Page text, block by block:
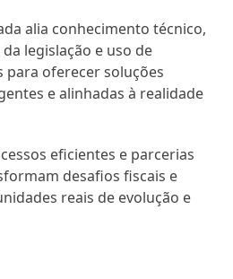
alia conhecimento técnico,
legislação e uso de
oferecer soluções
e alinhadas à realidade
eficientes e parcerias
desafios fiscais e
reais de evolução e